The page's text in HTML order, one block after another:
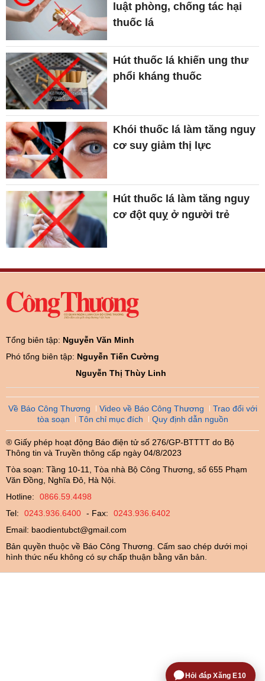
luật phòng, chống tác hại
thuốc lá
Hút thuốc lá khiến ung thư
phổi kháng thuốc
Khói thuốc lá làm tăng nguy
cơ suy giảm thị lực
Hút thuốc lá làm tăng nguy
cơ đột quỵ ở người trẻ
Tổng biên tập: Nguyễn Văn Minh
Phó tổng biên tập: Nguyễn Tiến Cường
Nguyễn Thị Thùy Linh
Về Báo Công Thương Video về Báo Công Thương
Trao đổi với
tòa soạn
Tôn chỉ mục đích Quy định dẫn nguồn
® Giấy phép hoạt động Báo điện tử số 276/GP-BTTTT do Bộ
Thông tin và Truyền thông cấp ngày 04/8/2023
Tòa soạn: Tầng 10-11, Tòa nhà Bộ Công Thương, số 655 Phạm
Văn Đồng, Nghĩa Đô, Hà Nội.
Hotline:
0866.59.4498
Tel:
0243.936.6400 - Fax:
0243.936.6402
Email: baodientubct@gmail.com
Bản quyền thuộc về Báo Công Thương. Cấm sao chép dưới mọi
hình thức nếu không có sự chấp thuận bằng văn bản.
Hỏi đáp Xăng E10